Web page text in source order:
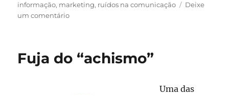
informação, marketing, ruídos na comunicação
Deixe
um comentárioem
interna?
Fuja do “achismo”
Uma das